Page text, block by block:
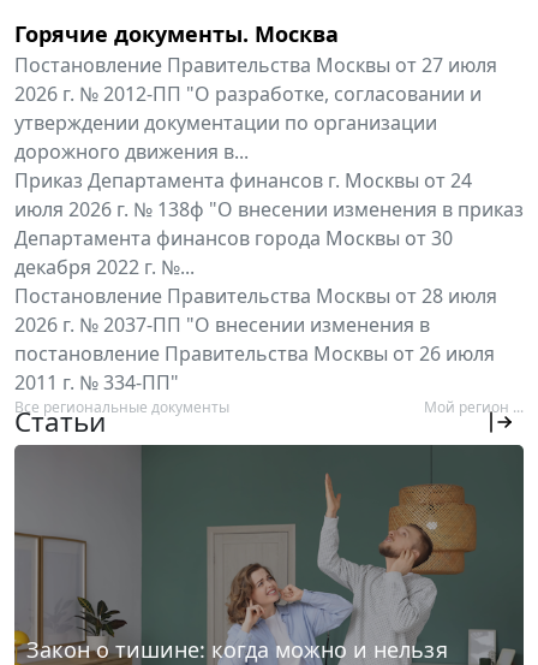
Горячие документы. Москва
Постановление Правительства Москвы от 27 июля
2026 г. № 2012-ПП "О разработке, согласовании и
утверждении документации по организации
дорожного движения в...
Приказ Департамента финансов г. Москвы от 24
июля 2026 г. № 138ф "О внесении изменения в приказ
Департамента финансов города Москвы от 30
декабря 2022 г. №...
Постановление Правительства Москвы от 28 июля
2026 г. № 2037-ПП "О внесении изменения в
постановление Правительства Москвы от 26 июля
2011 г. № 334-ПП"
Все региональные документы Мой регион ...
Статьи
Закон о тишине: когда можно и нельзя